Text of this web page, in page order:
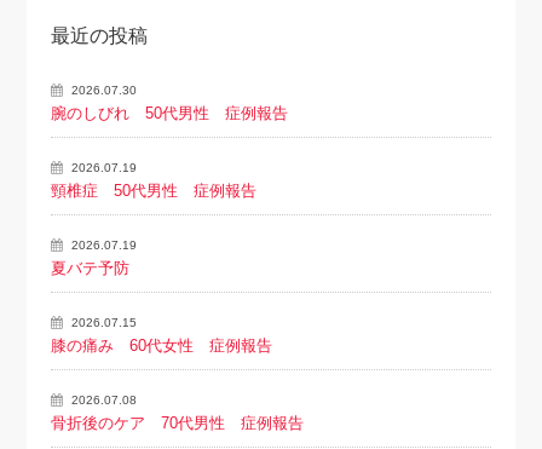
最近の投稿
2026.07.30
腕のしびれ 50代男性 症例報告
2026.07.19
頸椎症 50代男性 症例報告
2026.07.19
夏バテ予防
2026.07.15
膝の痛み 60代女性 症例報告
2026.07.08
骨折後のケア 70代男性 症例報告